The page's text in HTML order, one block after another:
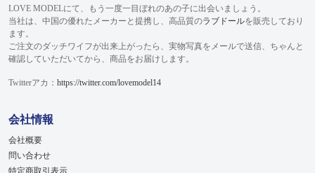
LOVE MODELにて、もう一度一目ぼれのあの子に出会いましょう。
当社は、中国の優れたメーカーと提携し、高品質のラブドールを販売しており
ます。
ご注文のダッチワイフが出来上がったら、実物写真をメールで送信、ちゃんと
確認していただいてから、商品をお届けします。
Twitterアカ： https://twitter.com/lovemodel14
会社情報
会社概要
問い合わせ
特定商取引表示